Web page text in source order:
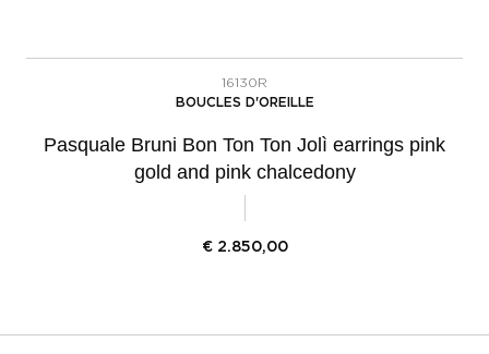
16130R
BOUCLES D'OREILLE
Pasquale Bruni Bon Ton Ton Jolì earrings pink
gold and pink chalcedony
€ 2.850,00